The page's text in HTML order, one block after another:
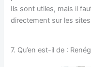
Ils sont utiles, mais il
directement sur les
7. Qu’en est-il de :